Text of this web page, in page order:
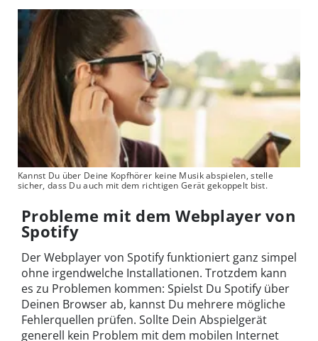
Kannst Du über Deine Kopfhörer keine Musik abspielen, stelle
sicher, dass Du auch mit dem richtigen Gerät gekoppelt bist.
Probleme mit dem Webplayer von
Spotify
Der Webplayer von Spotify funktioniert ganz simpel
ohne irgendwelche Installationen. Trotzdem kann
es zu Problemen kommen: Spielst Du Spotify über
Deinen Browser ab, kannst Du mehrere mögliche
Fehlerquellen prüfen. Sollte Dein Abspielgerät
generell kein Problem mit dem mobilen Internet